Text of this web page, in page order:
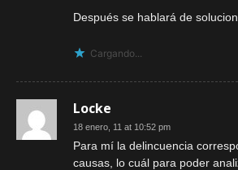
Después se hablará de
Cargando...
Locke
18 enero, 11 at 10:52 pm
Para mí la delincuencia
causas, lo cuál para poder